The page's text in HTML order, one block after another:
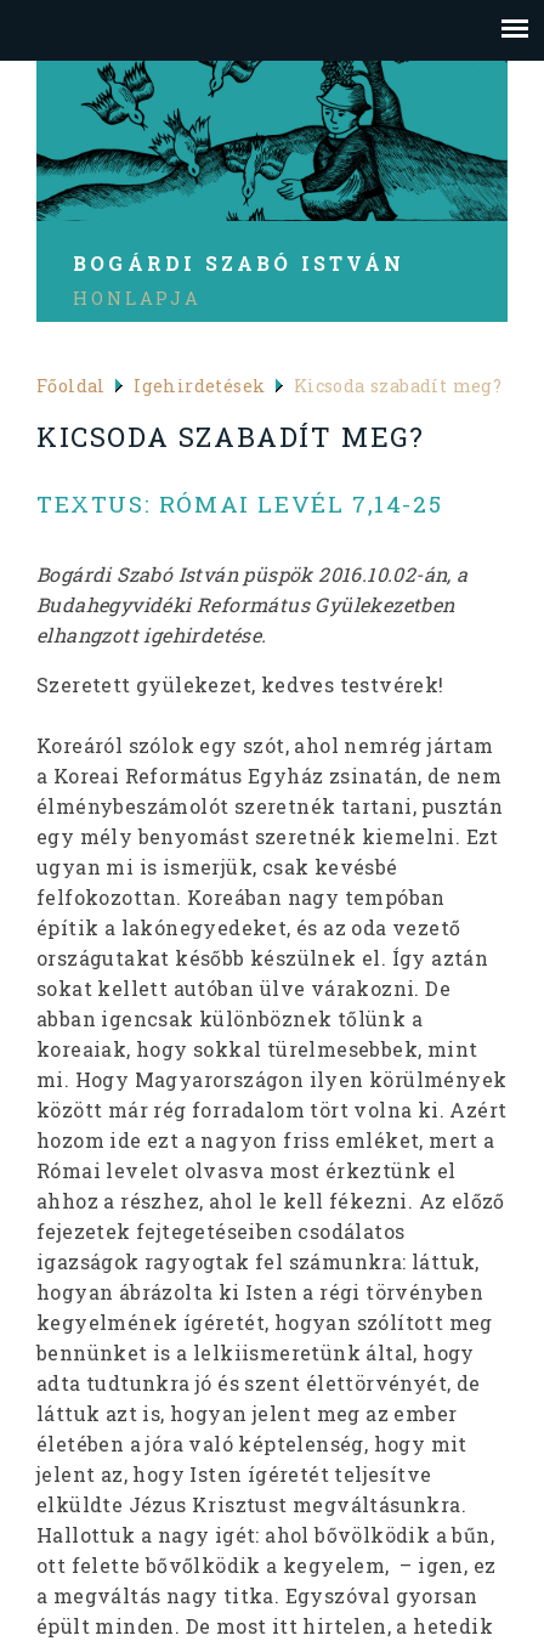
BOGÁRDI SZABÓ ISTVÁN
HONLAPJA
Főoldal Igehirdetések Kicsoda szabadít meg?
KICSODA SZABADÍT MEG?
TEXTUS: RÓMAI LEVÉL 7,14-25
Bogárdi Szabó István püspök 2016.10.02-án, a
Budahegyvidéki Református Gyülekezetben
elhangzott igehirdetése.
Szeretett gyülekezet, kedves testvérek!
Koreáról szólok egy szót, ahol nemrég jártam
a Koreai Református Egyház zsinatán, de nem
élménybeszámolót szeretnék tartani, pusztán
egy mély benyomást szeretnék kiemelni. Ezt
ugyan mi is ismerjük, csak kevésbé
felfokozottan. Koreában nagy tempóban
építik a lakónegyedeket, és az oda vezető
országutakat később készülnek el. Így aztán
sokat kellett autóban ülve várakozni. De
abban igencsak különböznek tőlünk a
koreaiak, hogy sokkal türelmesebbek, mint
mi. Hogy Magyarországon ilyen körülmények
között már rég forradalom tört volna ki. Azért
hozom ide ezt a nagyon friss emléket, mert a
Római levelet olvasva most érkeztünk el
ahhoz a részhez, ahol le kell fékezni. Az előző
fejezetek fejtegetéseiben csodálatos
igazságok ragyogtak fel számunkra: láttuk,
hogyan ábrázolta ki Isten a régi törvényben
kegyelmének ígéretét, hogyan szólított meg
bennünket is a lelkiismeretünk által, hogy
adta tudtunkra jó és szent élettörvényét, de
láttuk azt is, hogyan jelent meg az ember
életében a jóra való képtelenség, hogy mit
jelent az, hogy Isten ígéretét teljesítve
elküldte Jézus Krisztust megváltásunkra.
Hallottuk a nagy igét: ahol bővölködik a bűn,
ott felette bővőlködik a kegyelem, – igen, ez
a megváltás nagy titka. Egyszóval gyorsan
épült minden. De most itt hirtelen, a hetedik